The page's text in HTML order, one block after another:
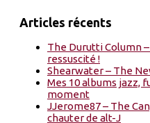
Articles récents
The Durutti Column
ressuscité !
Shearwater – The
Mes 10 albums jazz,
moment
JJerome87 – The
chauter de alt-J